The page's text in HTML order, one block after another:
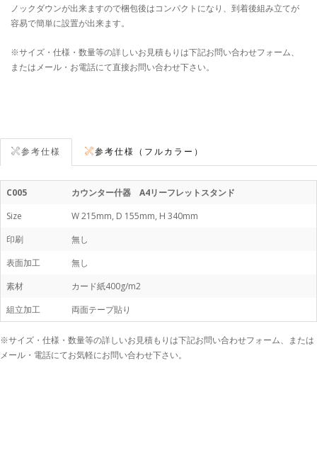
ノックダウンが出来ますので梱包後はコンパクトになり、到着後組み立てが
容易で簡単に設置が出来ます。
※サイズ・仕様・数量等の詳しいお見積もりは下記お問い合わせフォーム、
またはメール・お電話にて直接お問い合わせ下さい。
参考仕様 参考仕様（フルカラー）
C005
カウンター什器 A4リーフレットスタンド
Size
W 215mm, D 155mm, H 340mm
印刷
無し
表面加工
無し
素材
カード紙400g/m2
組立加工
両面テープ貼り
※サイズ・仕様・数量等の詳しいお見積もりは下記お問い合わせフォーム、または
メール・電話にてお気軽にお問い合わせ下さい。